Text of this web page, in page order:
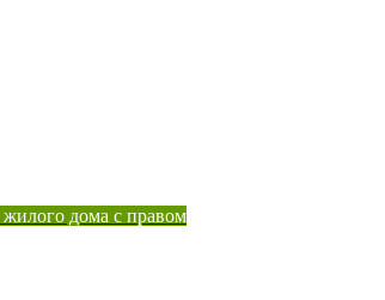
дома с правом